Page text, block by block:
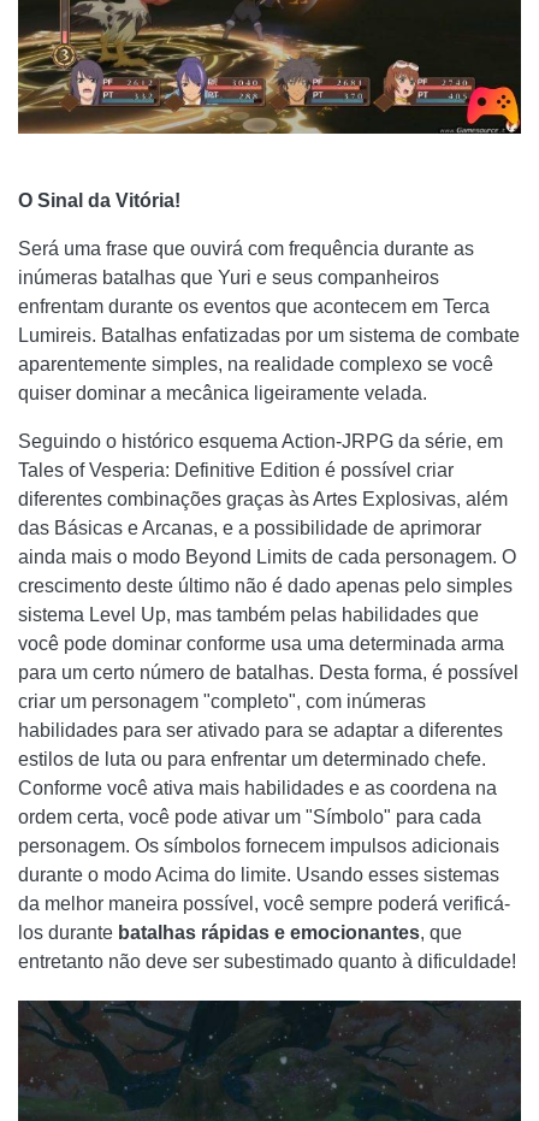
O Sinal da Vitória!
Será uma frase que ouvirá com frequência durante as
inúmeras batalhas que Yuri e seus companheiros
enfrentam durante os eventos que acontecem em Terca
Lumireis. Batalhas enfatizadas por um sistema de combate
aparentemente simples, na realidade complexo se você
quiser dominar a mecânica ligeiramente velada.
Seguindo o histórico esquema Action-JRPG da série, em
Tales of Vesperia: Definitive Edition é possível criar
diferentes combinações graças às Artes Explosivas, além
das Básicas e Arcanas, e a possibilidade de aprimorar
ainda mais o modo Beyond Limits de cada personagem. O
crescimento deste último não é dado apenas pelo simples
sistema Level Up, mas também pelas habilidades que
você pode dominar conforme usa uma determinada arma
para um certo número de batalhas. Desta forma, é possível
criar um personagem "completo", com inúmeras
habilidades para ser ativado para se adaptar a diferentes
estilos de luta ou para enfrentar um determinado chefe.
Conforme você ativa mais habilidades e as coordena na
ordem certa, você pode ativar um "Símbolo" para cada
personagem. Os símbolos fornecem impulsos adicionais
durante o modo Acima do limite. Usando esses sistemas
da melhor maneira possível, você sempre poderá verificá-
los durante batalhas rápidas e emocionantes, que
entretanto não deve ser subestimado quanto à dificuldade!